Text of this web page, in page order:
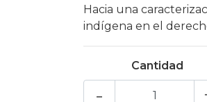
Hacia una
indígena en el
Cantidad
-